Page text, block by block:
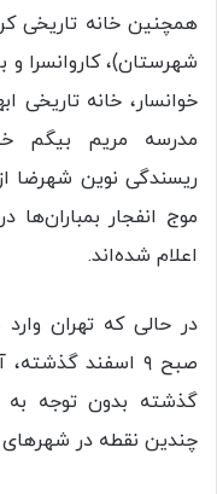
همچنین خانه تاریخی
شهرستان)، کاروانسرا و
خوانسار، خانه تاریخی
مدرسه مریم بیگم
ریسندگی نوین شهرضا
موج انفجار
اعلام شده‌اند.
در حالی که تهران
صبح ۹ اسفند
گذشته بدون توجه به
چندین نقطه در